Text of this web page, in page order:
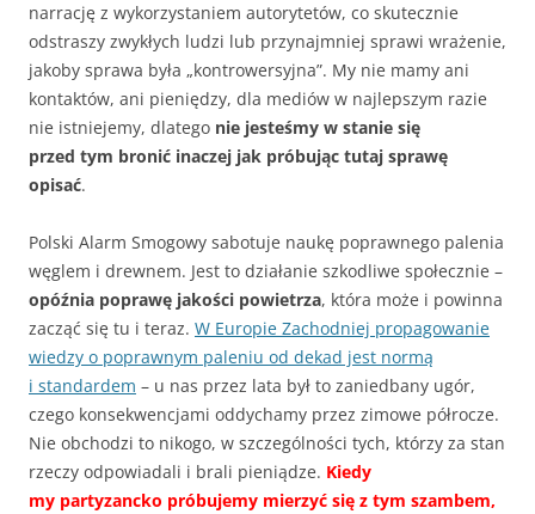
narrację z wykorzystaniem autorytetów, co skutecznie
odstraszy zwykłych ludzi lub przynajmniej sprawi wrażenie,
jakoby sprawa była „kontrowersyjna”. My nie mamy ani
kontaktów, ani pieniędzy, dla mediów w najlepszym razie
nie istniejemy, dlatego nie jesteśmy w stanie się
przed tym bronić inaczej jak próbując tutaj sprawę
opisać.
Polski Alarm Smogowy sabotuje naukę poprawnego palenia
węglem i drewnem. Jest to działanie szkodliwe społecznie –
opóźnia poprawę jakości powietrza, która może i powinna
zacząć się tu i teraz. W Europie Zachodniej propagowanie
wiedzy o poprawnym paleniu od dekad jest normą
i standardem – u nas przez lata był to zaniedbany ugór,
czego konsekwencjami oddychamy przez zimowe półrocze.
Nie obchodzi to nikogo, w szczególności tych, którzy za stan
rzeczy odpowiadali i brali pieniądze. Kiedy
my partyzancko próbujemy mierzyć się z tym szambem,